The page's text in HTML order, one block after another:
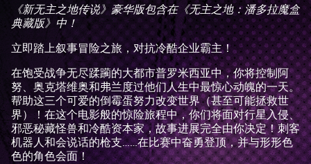
《新无主之地传说》豪华版包含在《无主之地：潘多拉魔盒
典藏版》中！
立即踏上叙事冒险之旅，对抗冷酷企业霸主！
在饱受战争无尽蹂躏的大都市普罗米西亚中，你将控制阿
努、奥克塔维奥和弗兰度过他们人生中最惊心动魄的一天。
帮助这三个可爱的倒霉蛋努力改变世界（甚至可能拯救世
界）！在这个电影般的惊险旅程中，你们将面对行星入侵、
邪恶秘藏怪兽和冷酷资本家，故事进展完全由你决定！刺客
机器人和会说话的枪支……在比赛中奋勇登顶，并与形形色
色的角色会面！